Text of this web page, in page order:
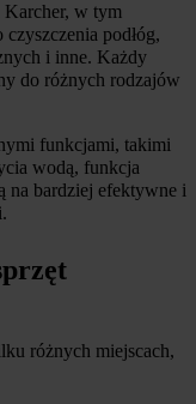
Karcher, w tym
podłóg,
i inne. Każdy
do różnych rodzajów
funkcjami, takimi
wodą, funkcja
na bardziej efektywne i
różnych miejscach,